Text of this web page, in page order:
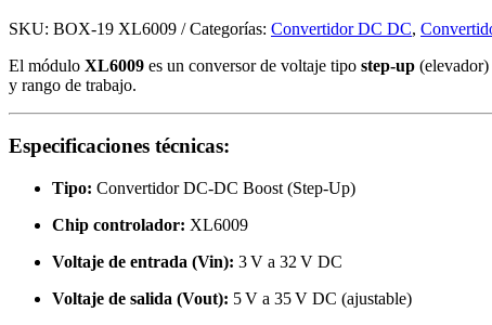
DC
–
Step-
Converter
SKU: BOX-19 XL6009 Categorías: Convertidor DC DC,
El módulo XL6009 es un conversor de voltaje tipo step-up
y rango de trabajo.
Especificaciones técnicas:
Tipo: Convertidor DC-DC Boost (Step-Up)
Chip controlador: XL6009
Voltaje de entrada (Vin): 3 V a 32 V DC
Voltaje de salida (Vout): 5 V a 35 V DC (ajustable)